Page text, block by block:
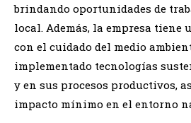
brindando oportunidades de
local. Además, la empresa tiene
con el cuidado del medio
implementado tecnologías
y en sus procesos productivos,
impacto mínimo en el entorno